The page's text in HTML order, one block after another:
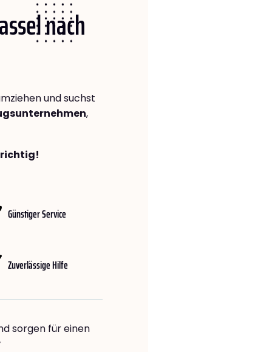
nach
und suchst
,
richtig!
Günstiger Service
Zuverlässige Hilfe
sorgen für einen